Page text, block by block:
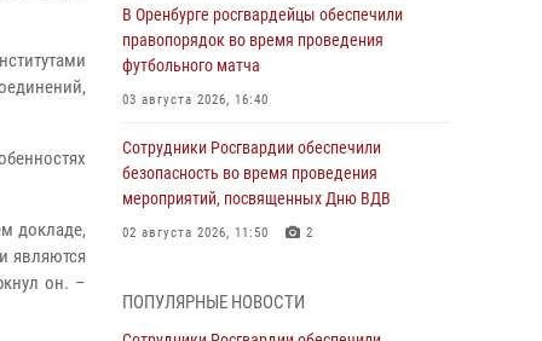
докладе,
являются
он. –
В Оренбурге росгвардейцы обеспечили
правопорядок во время проведения
футбольного матча
03 августа 2026, 16:40
Сотрудники Росгвардии обеспечили
безопасность во время проведения
мероприятий, посвященных Дню ВДВ
02 августа 2026, 11:50 2
гражданами по вопросу трудоустройства на
службу в Росгвардию и поступления в
ПОПУЛЯРНЫЕ НОВОСТИ